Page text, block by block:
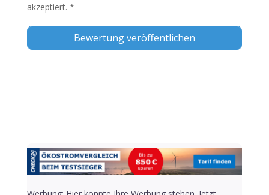
akzeptiert. *